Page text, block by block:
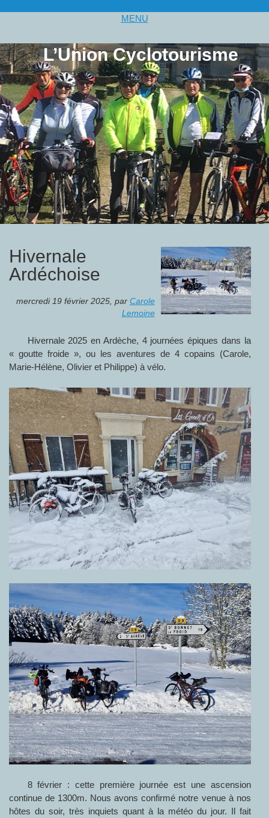
MENU
L’Union Cyclotourisme
Hivernale
Ardéchoise
mercredi 19 février 2025, par Carole
Lemoine
Hivernale 2025 en Ardèche, 4 journées épiques dans la
« goutte froide », ou les aventures de 4 copains (Carole,
Marie-Hélène, Olivier et Philippe) à vélo.
8 février : cette première journée est une ascension
continue de 1300m. Nous avons confirmé notre venue à nos
hôtes du soir, très inquiets quant à la météo du jour. Il fait